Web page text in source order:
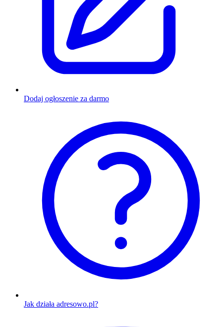
Dodaj ogłoszenie za darmo
Jak działa adresowo.pl?